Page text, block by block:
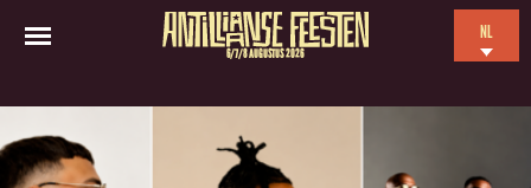
6/7/8 AUGUSTUS 2026
NL
FR